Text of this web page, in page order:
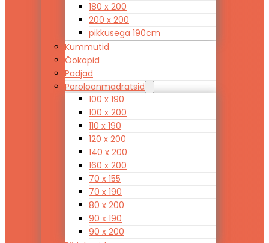
180 x 200
200 x 200
pikkusega 190cm
Kummutid
Öökapid
Padjad
Poroloonmadratsid
100 x 190
100 x 200
110 x 190
120 x 200
140 x 200
160 x 200
70 x 155
70 x 190
80 x 200
90 x 190
90 x 200